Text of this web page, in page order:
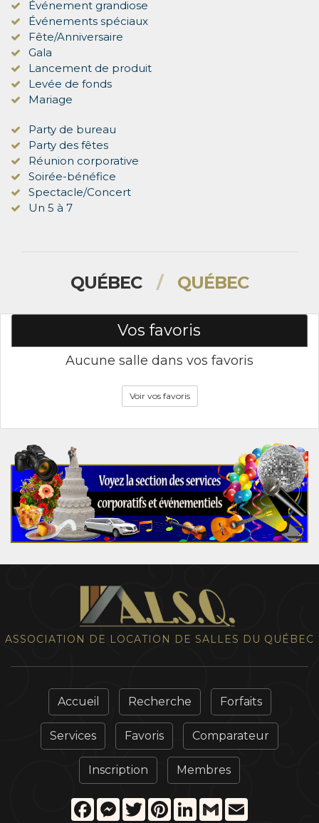
Événement grandiose
Événements spéciaux
Fête/Anniversaire
Gala
Lancement de produit
Levée de fonds
Mariage
Party de bureau
Party des fêtes
Réunion corporative
Soirée-bénéfice
Spectacle/Concert
Un 5 à 7
QUÉBEC / QUÉBEC
Vos favoris
Aucune salle dans vos favoris
Voir vos favoris
ASSOCIATION DE LOCATION DE SALLES DU QUÉBEC
Accueil Recherche Forfaits
Services Favoris Comparateur
Inscription Membres
FacebookMessenger
TwitterPinterestLinkedIn
Gmail